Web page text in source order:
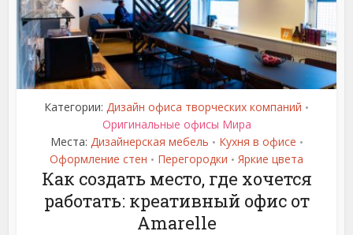
Категории: Дизайн офиса творческих компаний •
Оригинальные офисы Мира
Места: Дизайнерская мебель • Кухня в офисе •
Оформление стен • Перегородки • Яркие цвета
Как создать место, где хочется
работать: креативный офис от
Amarelle